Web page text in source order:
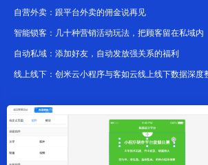
自营外卖：跟平台外卖的佣金说再见
智能锁客：几十种营销活动玩法，把顾客留在私域内
自动私域：添加好友，自动发放强关系的福利
线上线下：创米云小程序与客如云线上线下数据深度